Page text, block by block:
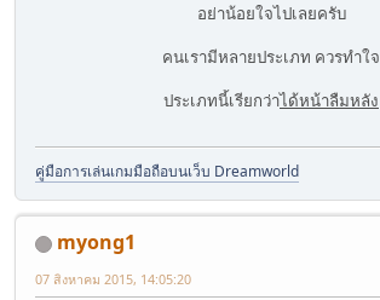
อย่าน้อยใจไปเลยครับ
คนเรามีหลายประเภท ควรทำใจ
ประเภทนี้เรียกว่าได้หน้าลืมหลัง
คู่มือการเล่นเกมมือถือบนเว็บ Dreamworld
myong1
07 สิงหาคม 2015, 14:05:20